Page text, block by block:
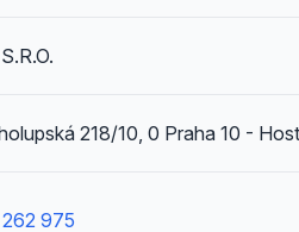
218/10, 0 Praha 10 -
975